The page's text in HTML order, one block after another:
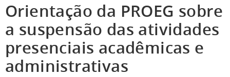
Orientação da PROEG sobre
a suspensão das atividades
presenciais acadêmicas e
administrativas